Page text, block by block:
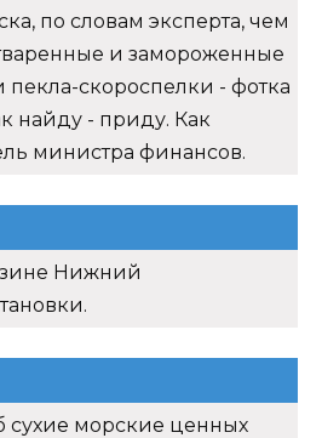
по словам эксперта, чем
и замороженные
скороспелки - фотка
найду - приду. Как
министра финансов.
Нижний
сухие морские ценных